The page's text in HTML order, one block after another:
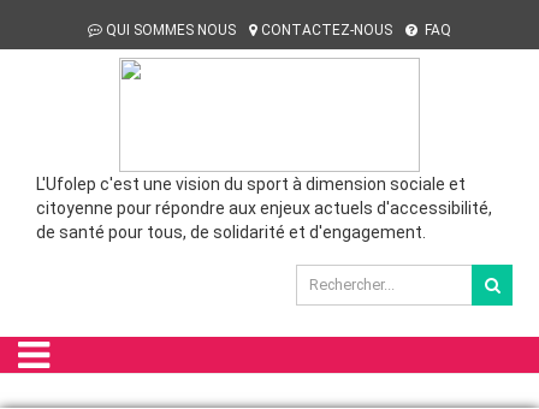
QUI SOMMES NOUS CONTACTEZ-NOUS FAQ
L'Ufolep c'est une vision du sport à dimension sociale et
citoyenne pour répondre aux enjeux actuels d'accessibilité,
de santé pour tous, de solidarité et d'engagement.